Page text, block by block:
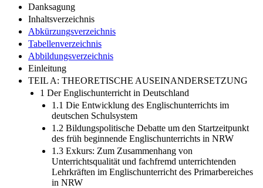
Danksagung
Inhaltsverzeichnis
Abkürzungsverzeichnis
Tabellenverzeichnis
Abbildungsverzeichnis
Einleitung
TEIL A: THEORETISCHE AUSEINANDERSETZUNG
1 Der Englischunterricht in Deutschland
1.1 Die Entwicklung des Englischunterrichts im
deutschen Schulsystem
1.2 Bildungspolitische Debatte um den Startzeitpunkt
des früh beginnende Englischunterrichts in NRW
1.3 Exkurs: Zum Zusammenhang von
Unterrichtsqualität und fachfremd unterrichtenden
Lehrkräften im Englischunterricht des Primarbereiches
in NRW